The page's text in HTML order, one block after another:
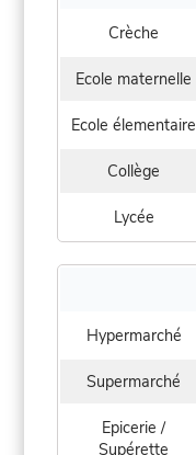
Crèche
Ecole maternelle
Ecole élementaire
Collège
Lycée
Hypermarché
Supermarché
Epicerie /
Supérette